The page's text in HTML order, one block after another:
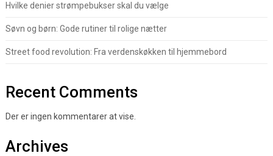
Hvilke denier strømpebukser skal du vælge
Søvn og børn: Gode rutiner til rolige nætter
Street food revolution: Fra verdenskøkken til hjemmebord
Recent Comments
Der er ingen kommentarer at vise.
Archives